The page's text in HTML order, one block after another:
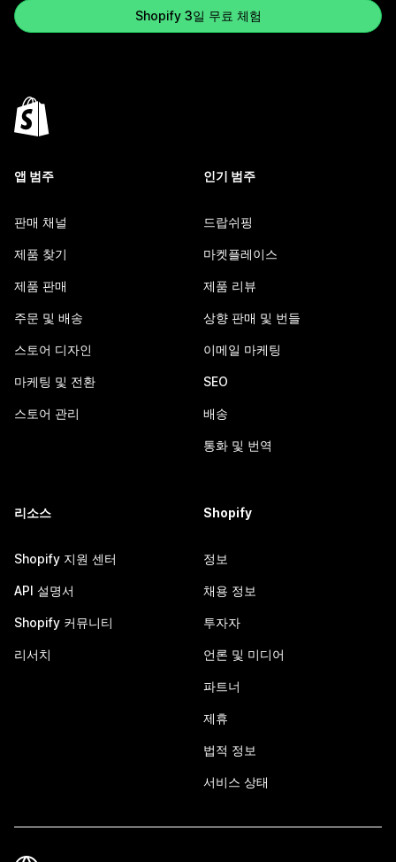
Shopify 3일 무료 체험
앱 범주
판매 채널
제품 찾기
제품 판매
주문 및 배송
스토어 디자인
마케팅 및 전환
스토어 관리
인기 범주
드랍쉬핑
마켓플레이스
제품 리뷰
상향 판매 및 번들
이메일 마케팅
SEO
배송
통화 및 번역
리소스
Shopify 지원 센터
API 설명서
Shopify 커뮤니티
리서치
Shopify
정보
채용 정보
투자자
언론 및 미디어
파트너
제휴
법적 정보
서비스 상태